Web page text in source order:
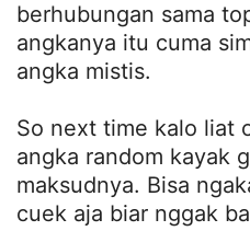
berhubungan sama
angkanya itu cuma
angka mistis.
So next time kalo liat
angka random kayak
maksudnya. Bisa
cuek aja biar nggak